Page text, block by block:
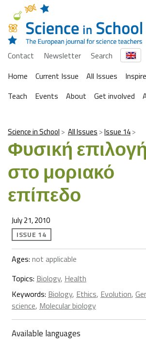
Contact Newsletter
Search
Home
Current Issue All Issues Inspire
Teach
Events About Get involved
Science in School All Issues Issue 14
Φυσική επιλογή
στο μοριακό
επίπεδο
July 21, 2010
ISSUE 14
Ages: not applicable
Topics: Biology, Health
Keywords: Biology, Ethics, Evolution,
science, Molecular biology
Available languages